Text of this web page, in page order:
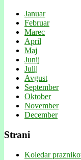
Januar
Februar
Marec
April
Maj
Junij
Julij
Avgust
September
Oktober
November
December
Strani
Koledar